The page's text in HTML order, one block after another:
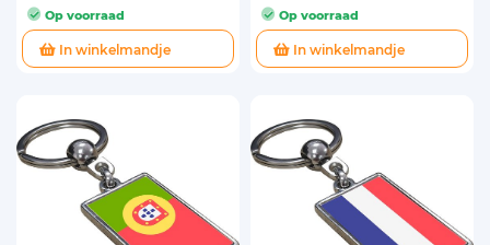
Op voorraad
In winkelmandje
Op voorraad
In winkelmandje